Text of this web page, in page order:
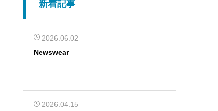
新着記事
2026.06.02
Newswear
2026.04.15